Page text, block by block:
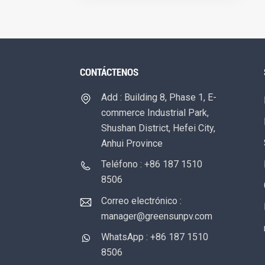
CONTÁCTENOS
Add : Building 8, Phase 1, E-
commerce Industrial Park,
Shushan District, Hefei City,
Anhui Province
Teléfono : +86 187 1510
8506
Correo electrónico :
manager@greensunpv.com
WhatsApp : +86 187 1510
8506